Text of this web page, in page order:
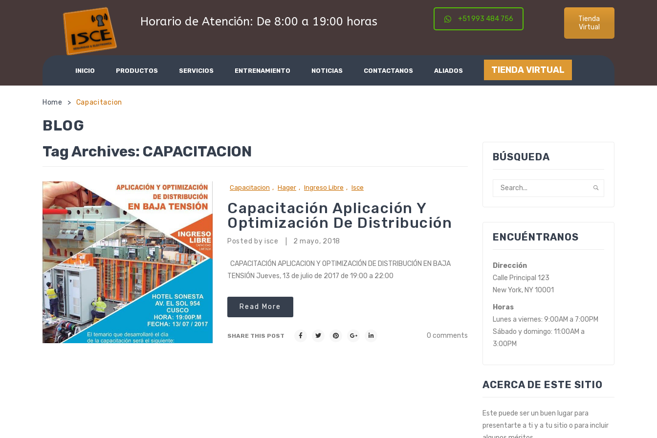
Horario de Atención: De 8:00 a 19:00 horas +51 993 484 756
Tienda
Virtual
INICIO PRODUCTOS SERVICIOS ENTRENAMIENTO NOTICIAS CONTACTANOS ALIADOS TIENDA VIRTUAL
Home > Capacitacion
BLOG
Tag Archives: CAPACITACION
Capacitacion , Hager , Ingreso Libre , Isce
Capacitación Aplicación Y
Optimización De Distribución
Posted by isce 2 mayo, 2018
CAPACITACIÓN APLICACION Y OPTIMIZACIÓN DE DISTRIBUCIÓN EN BAJA
TENSIÓN Jueves, 13 de julio de 2017 de 19:00 a 22:00
Read More
SHARE THIS POST 0 comments
BÚSQUEDA
ENCUÉNTRANOS
Dirección
Calle Principal 123
New York, NY 10001
Horas
Lunes a viernes: 9:00AM a 7:00PM
Sábado y domingo: 11:00AM a
3:00PM
ACERCA DE ESTE SITIO
Este puede ser un buen lugar para
presentarte a ti y a tu sitio o para incluir